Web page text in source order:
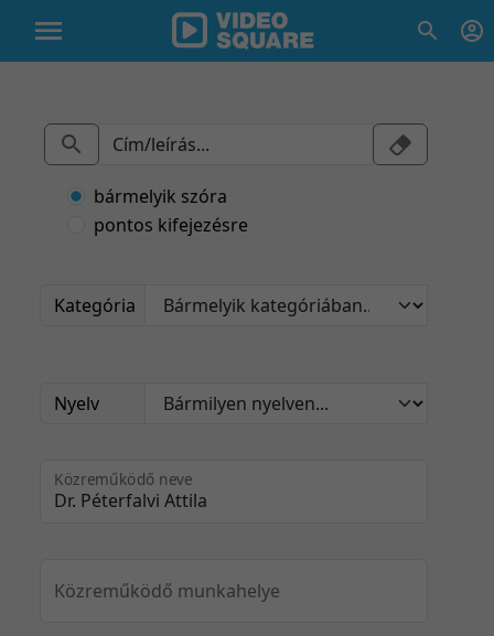
bármelyik szóra
pontos kifejezésre
Kategória
Nyelv
Közreműködő neve
Közreműködő munkahelye